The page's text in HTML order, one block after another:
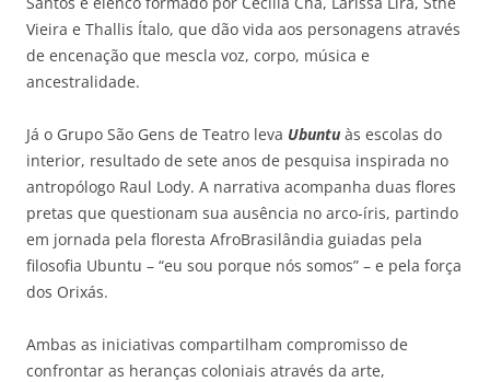
Vieira e Thallis Ítalo, que dão vida aos personagens através
de encenação que mescla voz, corpo, música e
ancestralidade.
Já o Grupo São Gens de Teatro leva Ubuntu às escolas do
interior, resultado de sete anos de pesquisa inspirada no
antropólogo Raul Lody. A narrativa acompanha duas flores
pretas que questionam sua ausência no arco-íris, partindo
em jornada pela floresta AfroBrasilândia guiadas pela
filosofia Ubuntu – “eu sou porque nós somos” – e pela força
dos Orixás.
Ambas as iniciativas compartilham compromisso de
confrontar as heranças coloniais através da arte,